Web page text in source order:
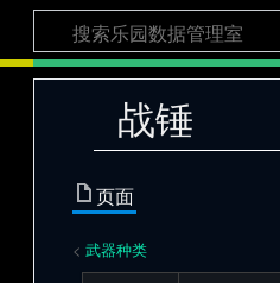
战锤
页面
< 武器种类